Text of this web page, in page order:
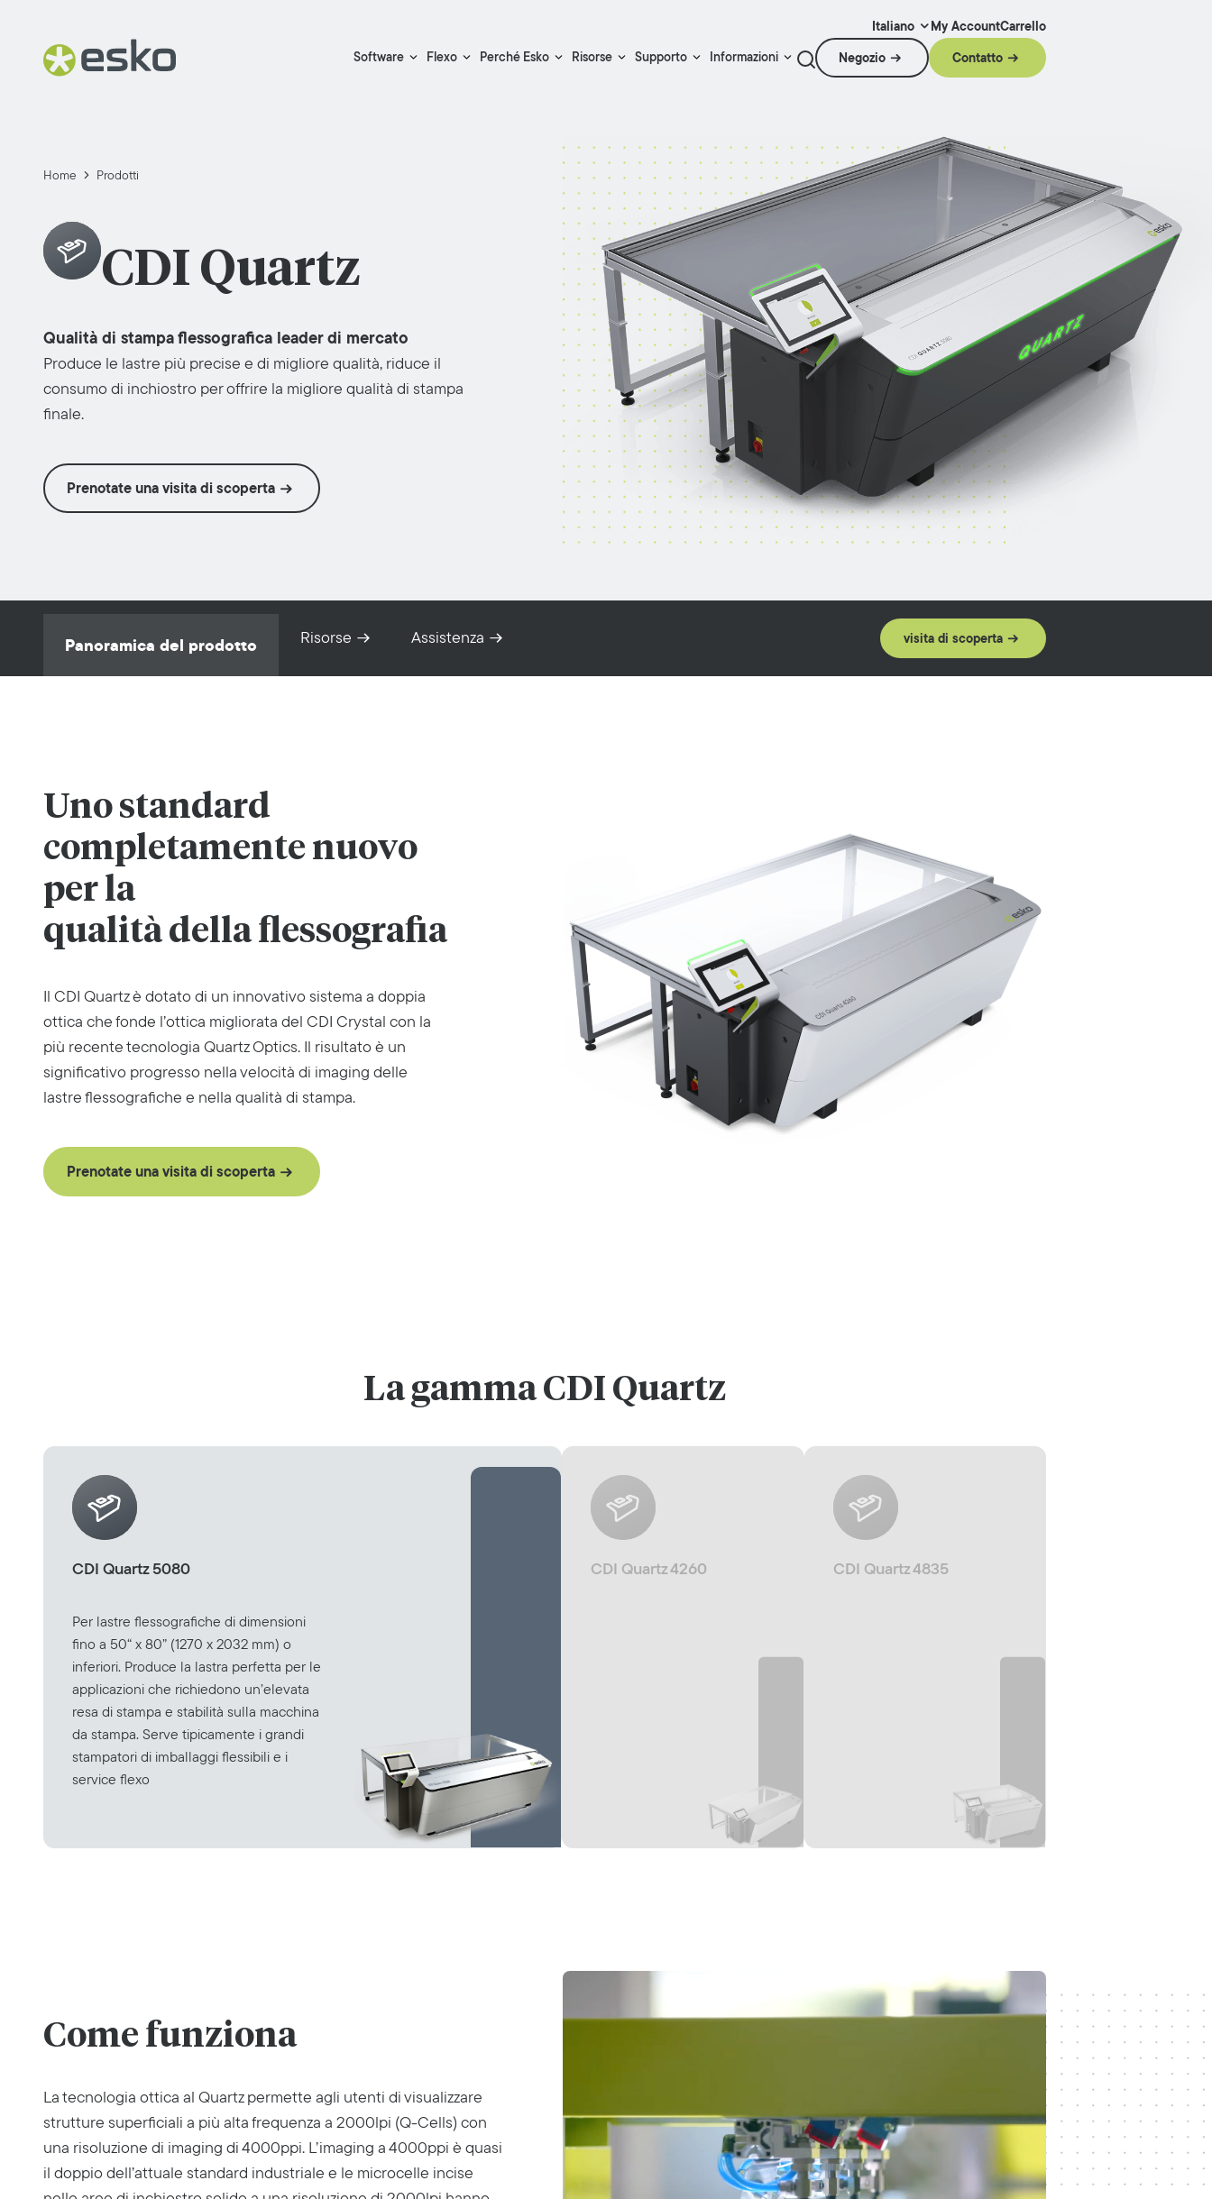
Italiano My AccountCarrello
Software
Flexo Perché Esko Risorse Supporto Informazioni Negozio Contatto
Home Prodotti
CDI Quartz
Qualità di stampa flessografica leader di mercato
Produce le lastre più precise e di migliore qualità, riduce il
consumo di inchiostro per offrire la migliore qualità di stampa
finale.
Prenotate una visita di scoperta
Panoramica del prodotto Risorse Assistenza visita di scoperta
Uno standard
completamente nuovo
per la
qualità della flessografia
Il CDI Quartz è dotato di un innovativo sistema a doppia
ottica che fonde l’ottica migliorata del CDI Crystal con la
più recente tecnologia Quartz Optics. Il risultato è un
significativo progresso nella velocità di imaging delle
lastre flessografiche e nella qualità di stampa.
Prenotate una visita di scoperta
La gamma CDI Quartz
CDI Quartz 5080
Per lastre flessografiche di dimensioni
fino a 50“ x 80” (1270 x 2032 mm) o
inferiori. Produce la lastra perfetta per le
applicazioni che richiedono un’elevata
resa di stampa e stabilità sulla macchina
da stampa. Serve tipicamente i grandi
stampatori di imballaggi flessibili e i
service flexo
CDI Quartz 4260 CDI Quartz 4835
Come funziona
La tecnologia ottica al Quartz permette agli utenti di visualizzare
strutture superficiali a più alta frequenza a 2000lpi (Q-Cells) con
una risoluzione di imaging di 4000ppi. L’imaging a 4000ppi è quasi
il doppio dell’attuale standard industriale e le microcelle incise